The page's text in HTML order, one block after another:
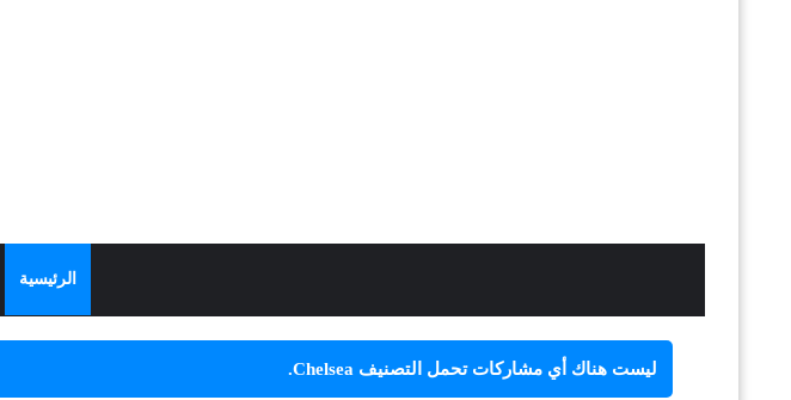
الرئيسية
‏ليست هناك أي مشاركات تحمل التصنيف Chelsea
.